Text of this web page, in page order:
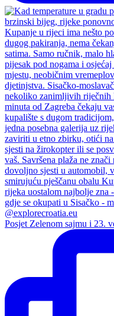
Posjet Zelenom sajmu i 23.